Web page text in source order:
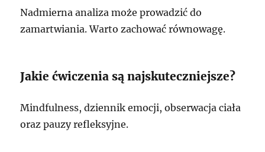
Nadmierna analiza może prowadzić do
zamartwiania. Warto zachować równowagę.
Jakie ćwiczenia są najskuteczniejsze?
Mindfulness, dziennik emocji, obserwacja ciała
oraz pauzy refleksyjne.